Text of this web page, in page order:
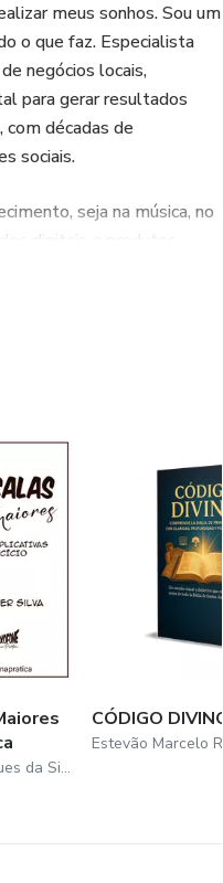
meus sonhos. Sou um
o que faz. Especialista
negócios locais,
para gerar resultados
décadas de
sociais.
seja na música, no
digitais e produtos
simples com
Estevão Marcelo Rodrigues da Silva
CÓDIGO DIVINO